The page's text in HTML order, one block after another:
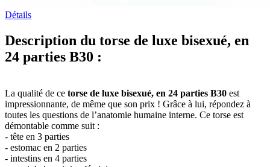
Détails
Description du torse de luxe bisexué, en
24 parties B30 :
La qualité de ce torse de luxe bisexué, en 24 parties B30 est
impressionnante, de même que son prix ! Grâce à lui, répondez à
toutes les questions de l’anatomie humaine interne. Ce torse est
démontable comme suit :
- tête en 3 parties
- estomac en 2 parties
- intestins en 4 parties